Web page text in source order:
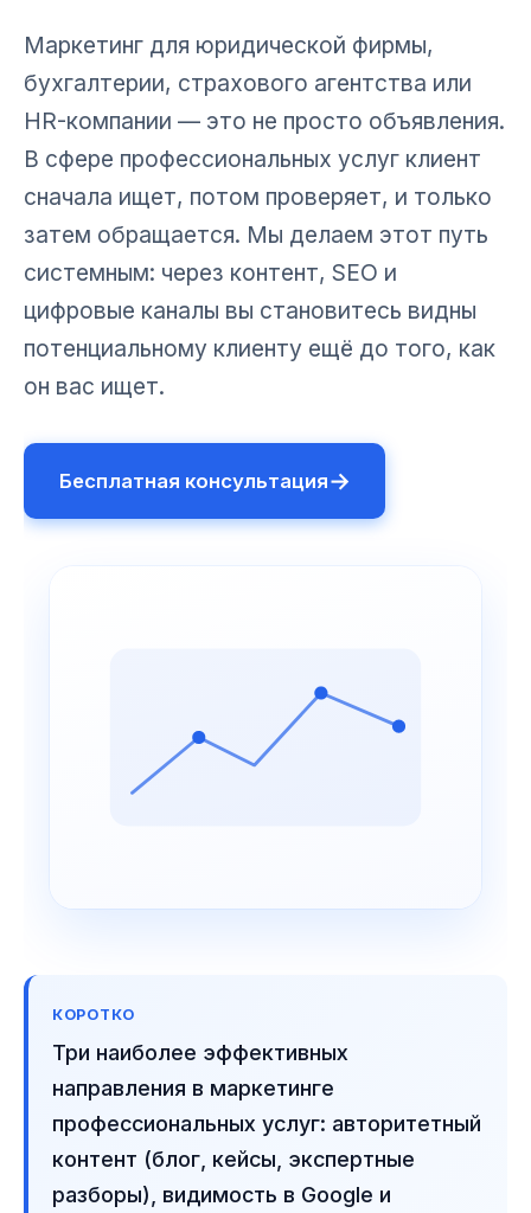
Маркетинг для юридической фирмы,
бухгалтерии, страхового агентства или
HR-компании — это не просто объявления.
В сфере профессиональных услуг клиент
сначала ищет, потом проверяет, и только
затем обращается. Мы делаем этот путь
системным: через контент, SEO и
цифровые каналы вы становитесь видны
потенциальному клиенту ещё до того, как
он вас ищет.
Бесплатная консультация→
КОРОТКО
Три наиболее эффективных
направления в маркетинге
профессиональных услуг: авторитетный
контент (блог, кейсы, экспертные
разборы), видимость в Google и